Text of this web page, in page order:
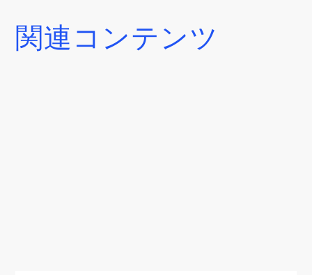
関連コンテンツ